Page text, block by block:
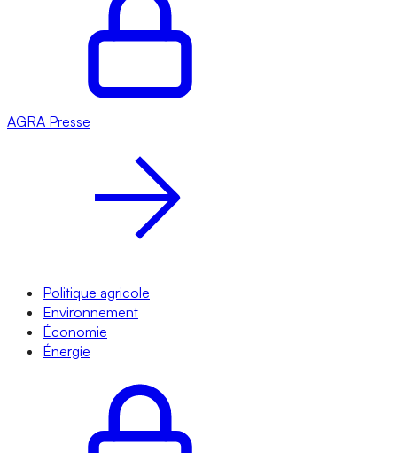
AGRA Presse
Politique agricole
Environnement
Économie
Énergie